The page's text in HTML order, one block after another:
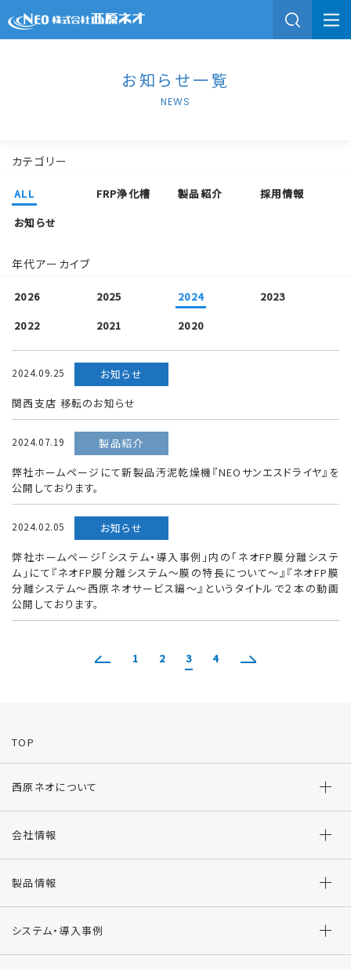
お知らせ一覧
NEWS
カテゴリー
ALL FRP浄化槽 製品紹介
採用情報
お知らせ
年代アーカイブ
2026 2025 2024
2023
2022
2021 2020
2024.09.25
お知らせ
関西支店 移転のお知らせ
2024.07.19
製品紹介
弊社ホームページにて新製品汚泥乾燥機『NEOサンエスドライヤ』を
公開しております。
2024.02.05
お知らせ
弊社ホームページ「システム・導入事例」内の「ネオFP膜分離システ
ム」にて『ネオFP膜分離システム～膜の特長について～』『ネオFP膜
分離システム～西原ネオサービス編～』というタイトルで２本の動画
公開しております。
1 2 3 4
TOP
西原ネオについて
会社情報
製品情報
システム・導入事例